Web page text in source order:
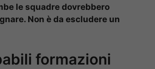
le squadre dovrebbero
Non è da escludere un
formazioni